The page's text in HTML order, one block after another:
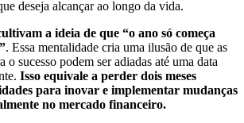
deseja alcançar ao longo da vida.
a ideia de que “o ano só começa
. Essa mentalidade cria uma ilusão de que as
o sucesso podem ser adiadas até uma data
Isso equivale a perder dois meses
para inovar e implementar mudanças
no mercado financeiro.